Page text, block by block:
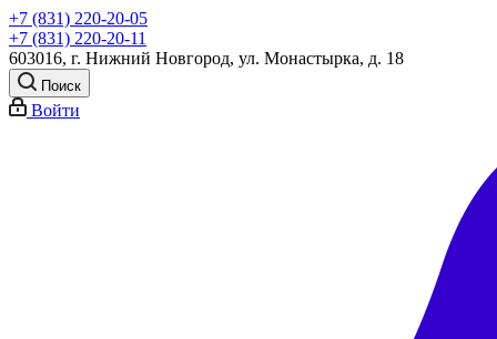
+7 (831) 220-20-05
+7 (831) 220-20-11
603016, г. Нижний Новгород, ул. Монастырка, д. 18
Поиск
Войти